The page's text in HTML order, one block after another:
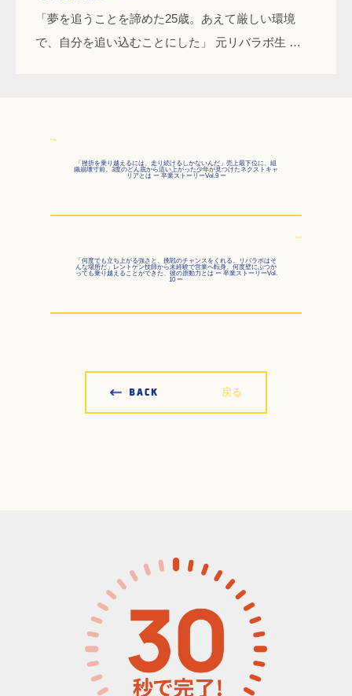
「夢を追うことを諦めた25歳。あえて厳しい環境
で、自分を追い込むことにした」 元リバラボ生 …
Prev
「挫折を乗り越えるには、走り続けるしかないんだ」売上最下位に、組
織崩壊寸前。3度のどん底から這い上がった少年が見つけたネクストキャ
リアとは ー 卒業ストーリーVol.9 ー
Next
「何度でも立ち上がる強さと、挑戦のチャンスをくれる。リバラボはそ
んな場所だ」レントゲン技師から未経験で営業へ転身。何度壁にぶつか
っても乗り越えることができた、彼の原動力とは ー 卒業ストーリーVol.
10 ー
戻る